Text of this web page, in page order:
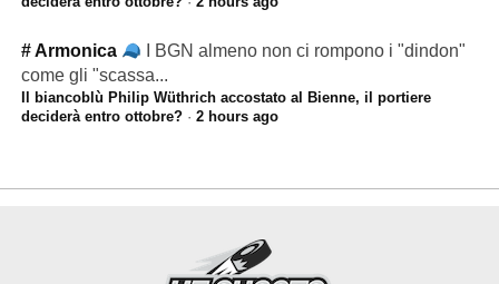
# Armonica
I BGN almeno non ci rompono i "dindon"
come gli "scassa...
Il biancoblù Philip Wüthrich accostato al Bienne, il portiere
deciderà entro ottobre?· 2 hours ago